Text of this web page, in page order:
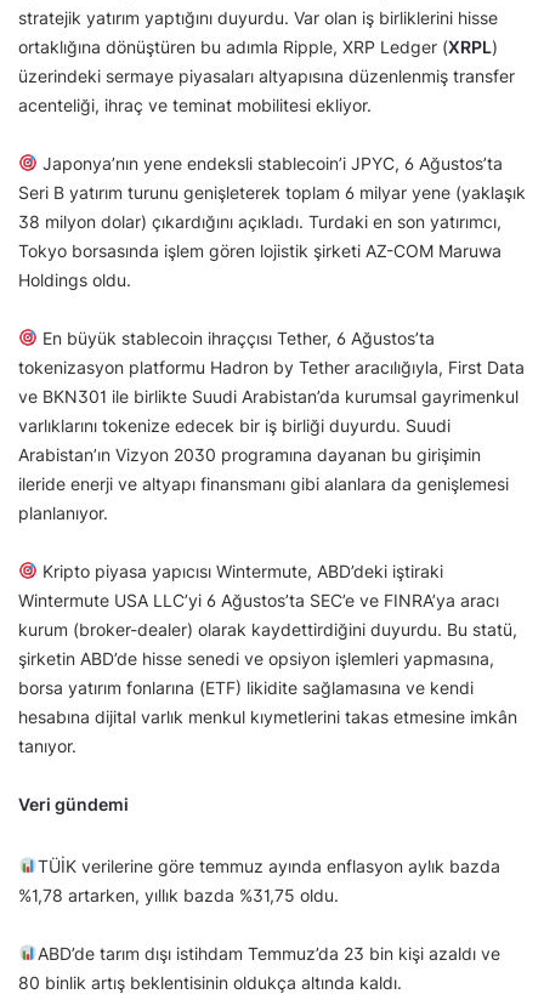
stratejik yatırım yaptığını duyurdu. Var olan iş birliklerini hisse
ortaklığına dönüştüren bu adımla Ripple, XRP Ledger (XRPL)
üzerindeki sermaye piyasaları altyapısına düzenlenmiş transfer
acenteliği, ihraç ve teminat mobilitesi ekliyor.
Japonya’nın yene endeksli stablecoin’i JPYC, 6 Ağustos’ta
Seri B yatırım turunu genişleterek toplam 6 milyar yene (yaklaşık
38 milyon dolar) çıkardığını açıkladı. Turdaki en son yatırımcı,
Tokyo borsasında işlem gören lojistik şirketi AZ-COM Maruwa
Holdings oldu.
En büyük stablecoin ihraççısı Tether, 6 Ağustos’ta
tokenizasyon platformu Hadron by Tether aracılığıyla, First Data
ve BKN301 ile birlikte Suudi Arabistan’da kurumsal gayrimenkul
varlıklarını tokenize edecek bir iş birliği duyurdu. Suudi
Arabistan’ın Vizyon 2030 programına dayanan bu girişimin
ileride enerji ve altyapı finansmanı gibi alanlara da genişlemesi
planlanıyor.
Kripto piyasa yapıcısı Wintermute, ABD’deki iştiraki
Wintermute USA LLC’yi 6 Ağustos’ta SEC’e ve FINRA’ya aracı
kurum (broker-dealer) olarak kaydettirdiğini duyurdu. Bu statü,
şirketin ABD’de hisse senedi ve opsiyon işlemleri yapmasına,
borsa yatırım fonlarına (ETF) likidite sağlamasına ve kendi
hesabına dijital varlık menkul kıymetlerini takas etmesine imkân
tanıyor.
Veri gündemi
TÜİK verilerine göre temmuz ayında enflasyon aylık bazda
%1,78 artarken, yıllık bazda %31,75 oldu.
ABD’de tarım dışı istihdam Temmuz’da 23 bin kişi azaldı ve
80 binlik artış beklentisinin oldukça altında kaldı.